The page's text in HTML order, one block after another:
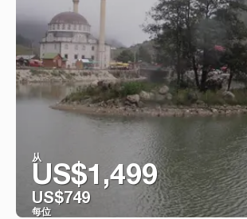
从
US$1,499
US$749
每位